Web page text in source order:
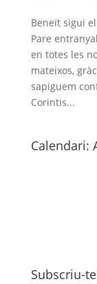
Beneït sigui
Pare
en totes les
mateixos,
sapiguem
Corintis...
Calendari:
Subscriu-